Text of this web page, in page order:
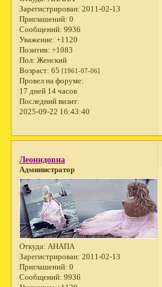
Зарегистрирован: 2011-02-13
Приглашений: 0
Сообщений: 9936
Уважение: +1120
Позитив: +1083
Пол: Женский
Возраст: 65 [1961-07-06]
Провел на форуме:
17 дней 14 часов
Последний визит:
2025-09-22 16:43:40
Леонидовна
Администратор
Откуда: АНАПА
Зарегистрирован: 2011-02-13
Приглашений: 0
Сообщений: 9936